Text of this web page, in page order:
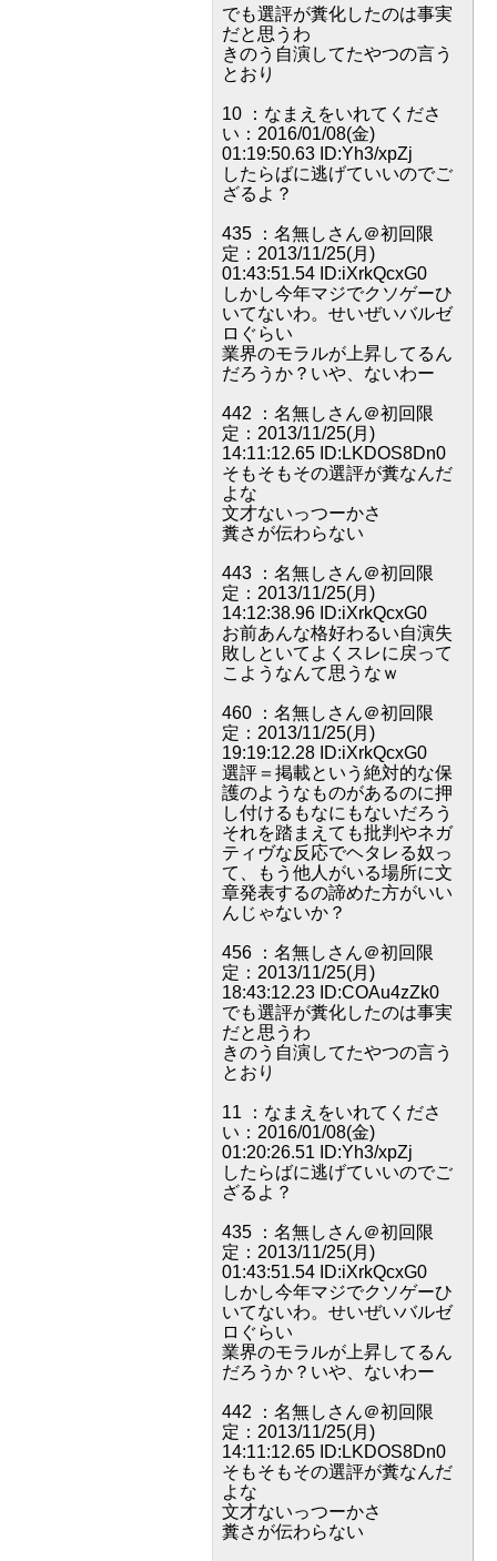
でも選評が糞化したのは事実
だと思うわ
きのう自演してたやつの言う
とおり
10 ：なまえをいれてくださ
い：2016/01/08(金)
01:19:50.63 ID:Yh3/xpZj
したらばに逃げていいのでご
ざるよ？
435 ：名無しさん＠初回限
定：2013/11/25(月)
01:43:51.54 ID:iXrkQcxG0
しかし今年マジでクソゲーひ
いてないわ。せいぜいバルゼ
ロぐらい
業界のモラルが上昇してるん
だろうか？いや、ないわー
442 ：名無しさん＠初回限
定：2013/11/25(月)
14:11:12.65 ID:LKDOS8Dn0
そもそもその選評が糞なんだ
よな
文才ないっつーかさ
糞さが伝わらない
443 ：名無しさん＠初回限
定：2013/11/25(月)
14:12:38.96 ID:iXrkQcxG0
お前あんな格好わるい自演失
敗しといてよくスレに戻って
こようなんて思うなｗ
460 ：名無しさん＠初回限
定：2013/11/25(月)
19:19:12.28 ID:iXrkQcxG0
選評＝掲載という絶対的な保
護のようなものがあるのに押
し付けるもなにもないだろう
それを踏まえても批判やネガ
ティヴな反応でヘタレる奴っ
て、もう他人がいる場所に文
章発表するの諦めた方がいい
んじゃないか？
456 ：名無しさん＠初回限
定：2013/11/25(月)
18:43:12.23 ID:COAu4zZk0
でも選評が糞化したのは事実
だと思うわ
きのう自演してたやつの言う
とおり
11 ：なまえをいれてくださ
い：2016/01/08(金)
01:20:26.51 ID:Yh3/xpZj
したらばに逃げていいのでご
ざるよ？
435 ：名無しさん＠初回限
定：2013/11/25(月)
01:43:51.54 ID:iXrkQcxG0
しかし今年マジでクソゲーひ
いてないわ。せいぜいバルゼ
ロぐらい
業界のモラルが上昇してるん
だろうか？いや、ないわー
442 ：名無しさん＠初回限
定：2013/11/25(月)
14:11:12.65 ID:LKDOS8Dn0
そもそもその選評が糞なんだ
よな
文才ないっつーかさ
糞さが伝わらない